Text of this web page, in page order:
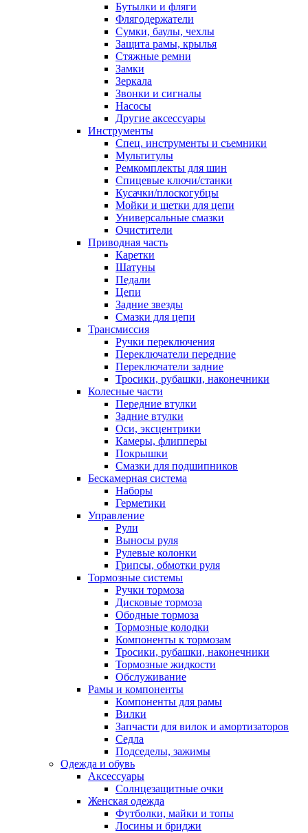
Бутылки и фляги
Флягодержатели
Сумки, баулы, чехлы
Защита рамы, крылья
Стяжные ремни
Замки
Зеркала
Звонки и сигналы
Насосы
Другие аксессуары
Инструменты
Спец. инструменты и съемники
Мультитулы
Ремкомплекты для шин
Спицевые ключи/станки
Кусачки/плоскогубцы
Мойки и щетки для цепи
Универсальные смазки
Очистители
Приводная часть
Каретки
Шатуны
Педали
Цепи
Задние звезды
Смазки для цепи
Трансмиссия
Ручки переключения
Переключатели передние
Переключатели задние
Тросики, рубашки, наконечники
Колесные части
Передние втулки
Задние втулки
Оси, эксцентрики
Камеры, флипперы
Покрышки
Смазки для подшипников
Бескамерная система
Наборы
Герметики
Управление
Рули
Выносы руля
Рулевые колонки
Грипсы, обмотки руля
Тормозные системы
Ручки тормоза
Дисковые тормоза
Ободные тормоза
Тормозные колодки
Компоненты к тормозам
Тросики, рубашки, наконечники
Тормозные жидкости
Обслуживание
Рамы и компоненты
Компоненты для рамы
Вилки
Запчасти для вилок и амортизаторов
Седла
Подседелы, зажимы
Одежда и обувь
Аксессуары
Солнцезащитные очки
Женская одежда
Футболки, майки и топы
Лосины и бриджи